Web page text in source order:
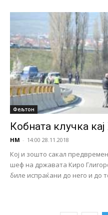
Фељтон
Кобната клучка
НМ - 14:00 28.11.2018
Кој и зошто сакал
шеф на државата Киро
биле испраќани до него и до